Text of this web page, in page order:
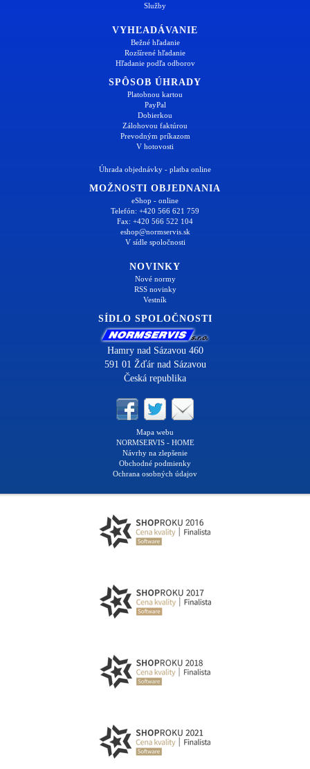
Služby
VYHĽADÁVANIE
Bežné hľadanie
Rozšírené hľadanie
Hľadanie podľa odborov
SPÔSOB ÚHRADY
Platobnou kartou
PayPal
Dobierkou
Zálohovou faktúrou
Prevodným príkazom
V hotovosti
Úhrada objednávky - platba online
MOŽNOSTI OBJEDNANIA
eShop - online
Telefón: +420 566 621 759
Fax: +420 566 522 104
eshop@normservis.sk
V sídle spoločnosti
NOVINKY
Nové normy
RSS novinky
Vestník
SÍDLO SPOLOČNOSTI
Hamry nad Sázavou 460
591 01 Žďár nad Sázavou
Česká republika
Mapa webu
NORMSERVIS - HOME
Návrhy na zlepšenie
Obchodné podmienky
Ochrana osobných údajov